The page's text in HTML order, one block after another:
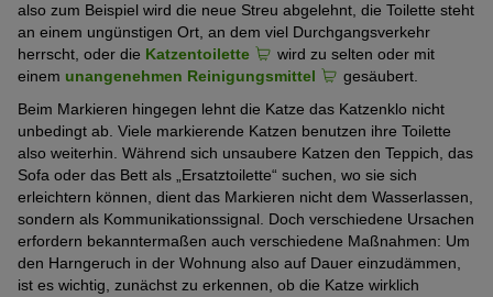
also zum Beispiel wird die neue Streu abgelehnt, die Toilette steht
an einem ungünstigen Ort, an dem viel Durchgangsverkehr
herrscht, oder die Katzentoilette
wird zu selten oder mit
einem unangenehmen Reinigungsmittel
gesäubert.
Beim Markieren hingegen lehnt die Katze das Katzenklo nicht
unbedingt ab. Viele markierende Katzen benutzen ihre Toilette
also weiterhin. Während sich unsaubere Katzen den Teppich, das
Sofa oder das Bett als „Ersatztoilette“ suchen, wo sie sich
erleichtern können, dient das Markieren nicht dem Wasserlassen,
sondern als Kommunikationssignal. Doch verschiedene Ursachen
erfordern bekanntermaßen auch verschiedene Maßnahmen: Um
den Harngeruch in der Wohnung also auf Dauer einzudämmen,
ist es wichtig, zunächst zu erkennen, ob die Katze wirklich